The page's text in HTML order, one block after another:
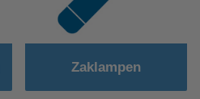
Zaklampen